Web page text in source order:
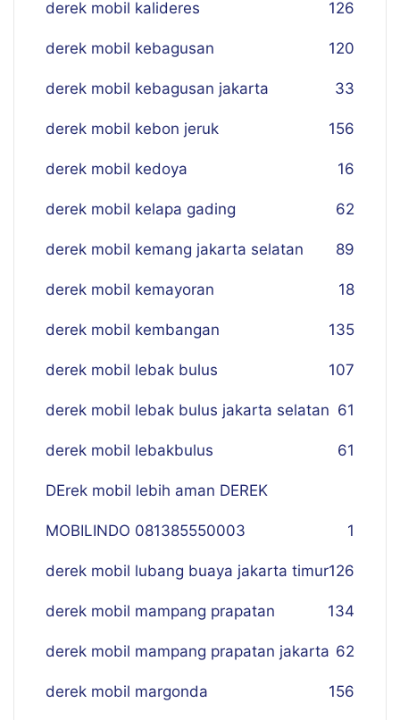
derek mobil kalideres 126
derek mobil kebagusan 120
derek mobil kebagusan jakarta 33
derek mobil kebon jeruk 156
derek mobil kedoya 16
derek mobil kelapa gading 62
derek mobil kemang jakarta selatan 89
derek mobil kemayoran 18
derek mobil kembangan 135
derek mobil lebak bulus 107
derek mobil lebak bulus jakarta selatan 61
derek mobil lebakbulus 61
DErek mobil lebih aman DEREK
MOBILINDO 081385550003 1
derek mobil lubang buaya jakarta timur126
derek mobil mampang prapatan 134
derek mobil mampang prapatan jakarta 62
derek mobil margonda 156